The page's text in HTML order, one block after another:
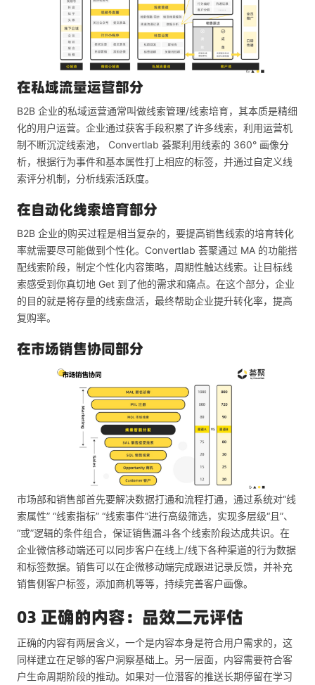
在私域流量运营部分
B2B 企业的私域运营通常叫做线索管理/线索培育，其本质是精细
化的用户运营。企业通过获客手段积累了许多线索，利用运营机
制不断沉淀线索池， Convertlab 荟聚利用线索的 360° 画像分
析，根据行为事件和基本属性打上相应的标签，并通过自定义线
索评分机制，分析线索活跃度。
在自动化线索培育部分
B2B 企业的购买过程是相当复杂的，要提高销售线索的培育转化
率就需要尽可能做到个性化。Convertlab 荟聚通过 MA 的功能搭
配线索阶段，制定个性化内容策略，周期性触达线索。让目标线
索感受到你真切地 Get 到了他的需求和痛点。在这个部分，企业
的目的就是将存量的线索盘活，最终帮助企业提升转化率，提高
复购率。
在市场销售协同部分
市场部和销售部首先要解决数据打通和流程打通，通过系统对“线
索属性” “线索指标” “线索事件”进行高级筛选，实现多层级“且”、
“或”逻辑的条件组合，保证销售漏斗各个线索阶段达成共识。在
企业微信移动端还可以同步客户在线上/线下各种渠道的行为数据
和标签数据。销售可以在企微移动端完成跟进记录反馈，并补充
销售侧客户标签，添加商机等等，持续完善客户画像。
03 正确的内容：品效二元评估
正确的内容有两层含义，一个是内容本身是符合用户需求的，这
同样建立在足够的客户洞察基础上。另一层面，内容需要符合客
户生命周期阶段的推动。如果对一位潜客的推送长期停留在学习